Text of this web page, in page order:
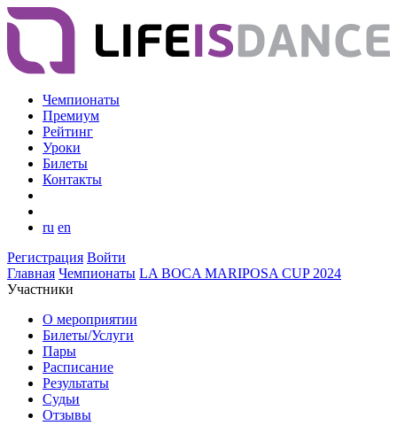
Чемпионаты
Премиум
Рейтинг
Уроки
Билеты
Контакты
ru en
Регистрация Войти
Главная Чемпионаты LA BOCA MARIPOSA CUP 2024
Участники
О мероприятии
Билеты/Услуги
Пары
Расписание
Результаты
Судьи
Отзывы